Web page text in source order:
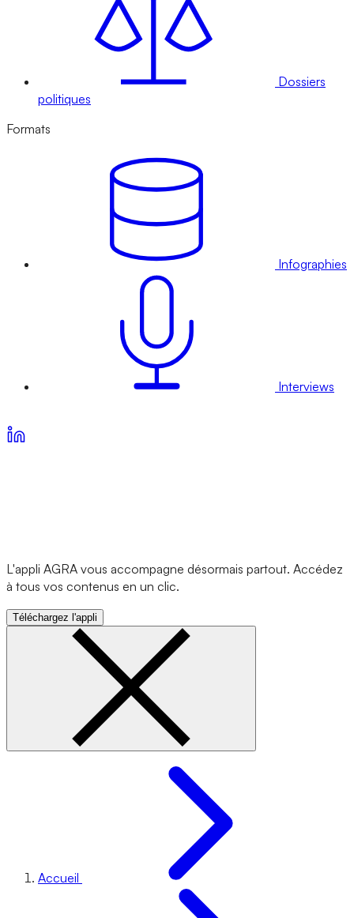
Dossiers
politiques
Formats
Infographies
Interviews
L'appli AGRA vous accompagne désormais partout. Accédez
à tous vos contenus en un clic.
Téléchargez l'appli
Accueil